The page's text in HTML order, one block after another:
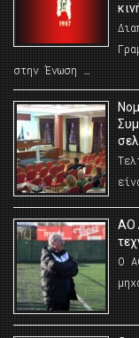
στην Ένωση …
ΑΟ
Ο